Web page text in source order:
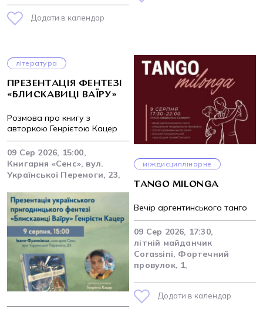
Додати в календар
література
ПРЕЗЕНТАЦІЯ ФЕНТЕЗІ
«БЛИСКАВИЦІ ВАЇРУ»
Розмова про книгу з
авторкою Генрієтою Кацер
09 Сер 2026, 15:00,
Книгарня «Сенс», вул.
Української Перемоги, 23,
міждисциплінарне
TANGO MILONGA
Вечір аргентинського танго
09 Сер 2026, 17:30,
літній майданчик
Corassini, Фортечний
провулок, 1,
Додати в календар